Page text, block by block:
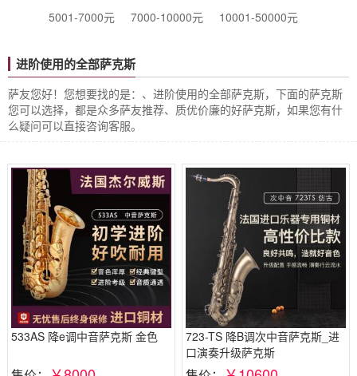
5001-7000元
7000-10000元 10001-50000元
进阶使用的全部萨克斯
萨友您好！您想要找的是：、进阶使用的全部萨克斯，下面的萨克斯
您可以选择，都是众多萨友推荐、质优价廉的好萨克斯，如果您有什
么疑问可以直接咨询客服。
533AS 降e调中音萨克斯 金色
723-TS 降B调次中音萨克斯_进
口演奏升级萨克斯